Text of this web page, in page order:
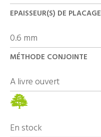
EPAISSEUR(S) DE PLACAGE
0.6 mm
MÉTHODE CONJOINTE
A livre ouvert
En stock